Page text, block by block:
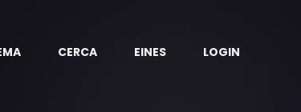
CERCA EINES LOGIN